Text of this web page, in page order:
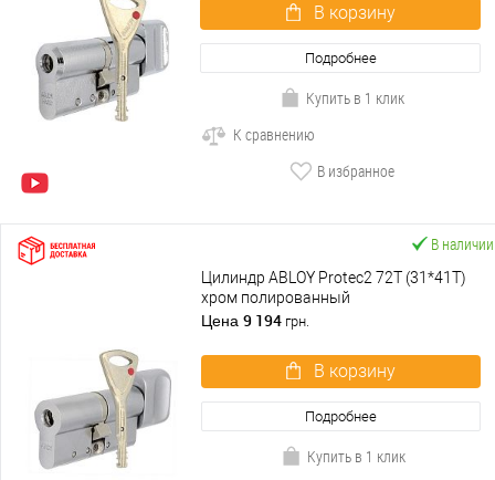
В корзину
Подробнее
Купить в 1 клик
К сравнению
В избранное
В наличии
Цилиндр ABLOY Protec2 72T (31*41T)
хром полированный
Цена 9 194 грн.
В корзину
Подробнее
Купить в 1 клик